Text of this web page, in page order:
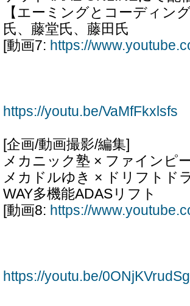
【エーミングとコーディン
氏、藤堂氏、藤田氏
[動画7: https://
https://youtu.be/VaMfFkxlsfs
[企画/動画撮影/編集]
メカニック塾 × ファインピ
メカドルゆき × ドリフトド
WAY多機能ADASリフト
[動画8: https://
https://youtu.be/0ONjKVrudSg